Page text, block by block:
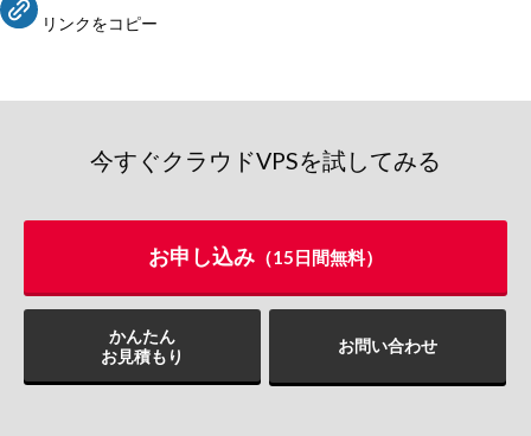
リンクをコピー
今すぐクラウドVPSを試してみる
お申し込み （15日間無料）
かんたん
お見積もり
お問い合わせ